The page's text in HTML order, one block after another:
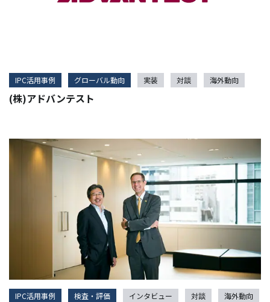
IPC活用事例 グローバル動向 実装 対談 海外動向
(株)アドバンテスト
IPC活用事例 検査・評価 インタビュー 対談 海外動向